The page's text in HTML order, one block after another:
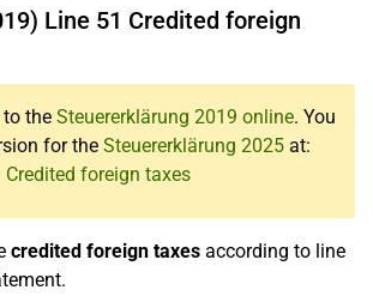
Line 51 Credited foreign
the Steuererklärung 2019 online. You
for the Steuererklärung 2025 at:
Credited foreign taxes
credited foreign taxes according to line